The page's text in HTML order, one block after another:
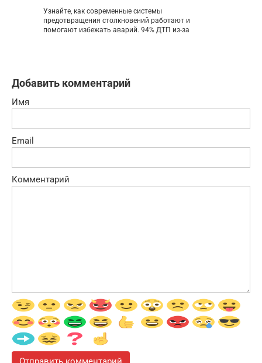
Узнайте, как современные системы
предотвращения столкновений работают и
помогают избежать аварий. 94% ДТП из-за
Добавить комментарий
Имя
Email
Комментарий